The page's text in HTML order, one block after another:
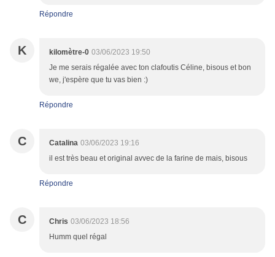
Répondre
K kilomètre-0 03/06/2023 19:50
Je me serais régalée avec ton clafoutis Céline, bisous et bon
we, j'espère que tu vas bien :)
Répondre
C Catalina 03/06/2023 19:16
il est très beau et original avvec de la farine de mais, bisous
Répondre
C Chris 03/06/2023 18:56
Humm quel régal